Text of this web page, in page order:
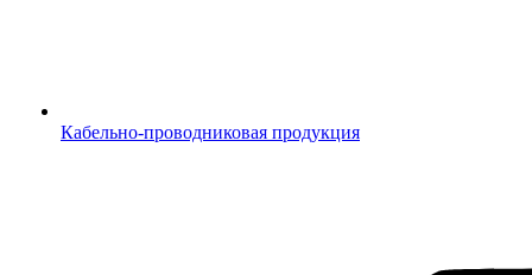
Кабельно-проводниковая продукция